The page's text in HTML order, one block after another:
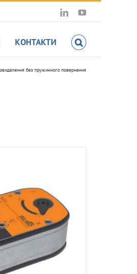
LinkedInYouTube
КОНТАКТИ
без пружинного повернення